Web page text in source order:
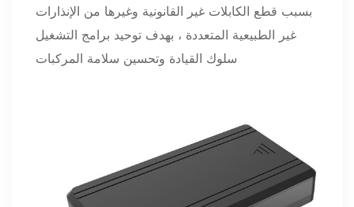
بسبب قطع الكابلات غير القانونية وغيرها من الإنذارات
غير الطبيعية المتعددة ، بهدف توحيد برامج التشغيل
سلوك القيادة وتحسين سلامة المركبات